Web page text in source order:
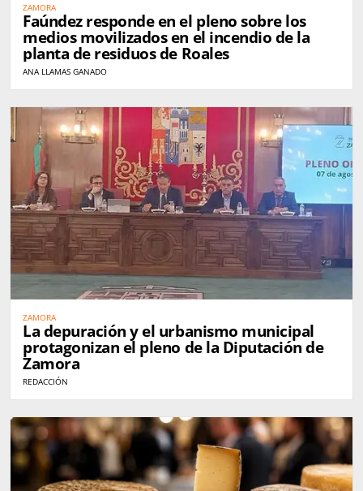
ZAMORA
Faúndez responde en el pleno sobre los
medios movilizados en el incendio de la
planta de residuos de Roales
ANA LLAMAS GANADO
ZAMORA
La depuración y el urbanismo municipal
protagonizan el pleno de la Diputación de
Zamora
REDACCIÓN